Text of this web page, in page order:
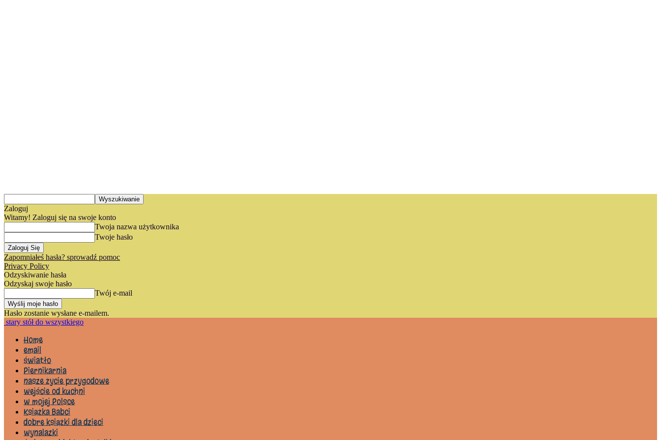
Zaloguj
Witamy! Zaloguj się na swoje konto
Twoja nazwa użytkownika
Twoje hasło
Zapomniałeś hasła? sprowadź pomoc
Privacy Policy
Odzyskiwanie hasła
Odzyskaj swoje hasło
Twój e-mail
Hasło zostanie wysłane e-mailem.
stary stół do wszystkiego
Home
email
światło
Piernikarnia
nasze życie przygodowe
wejście od kuchni
w mojej Polsce
Książka Babci
dobre książki dla dzieci
wynalazki